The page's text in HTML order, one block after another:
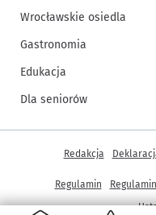
Wrocławskie osiedla
Gastronomia
Edukacja
Dla seniorów
Inne informacje
Redakcja
Regulamin